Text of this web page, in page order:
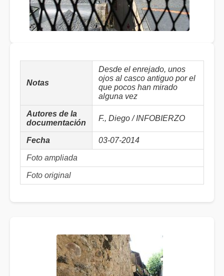
Notas
Desde el enrejado, unos
ojos al casco antiguo por el
que pocos han mirado
alguna vez
Autores de la
documentación
F., Diego / INFOBIERZO
Fecha 03-07-2014
Foto ampliada
Foto original